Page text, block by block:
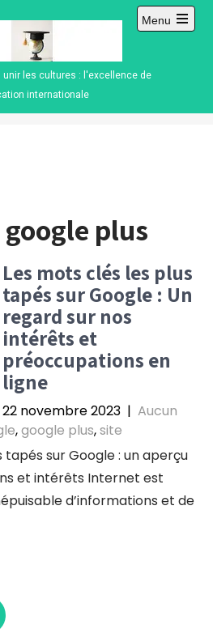
unir les cultures : l'excellence de
internationale
Menu
Open
google plus
Les mots clés les plus
tapés sur Google : Un
regard sur nos
intérêts et
préoccupations en
ligne
22 novembre 2023 | Aucun
,google plus,site
tapés sur Google : un aperçu
et intérêts Internet est
d’informations et de